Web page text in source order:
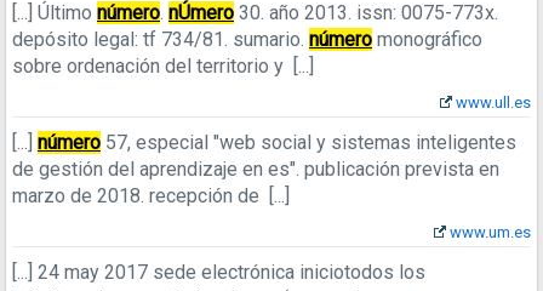
[...] Último número. nÚmero 30. año 2013. issn: 0075-773x.
depósito legal: tf 734/81. sumario. número monográfico
sobre ordenación del territorio y [...]
www.ull.es
[...] número 57, especial "web social y sistemas inteligentes
de gestión del aprendizaje en es". publicación prevista en
marzo de 2018. recepción de [...]
www.um.es
[...] 24 may 2017 sede electrónica iniciotodos los